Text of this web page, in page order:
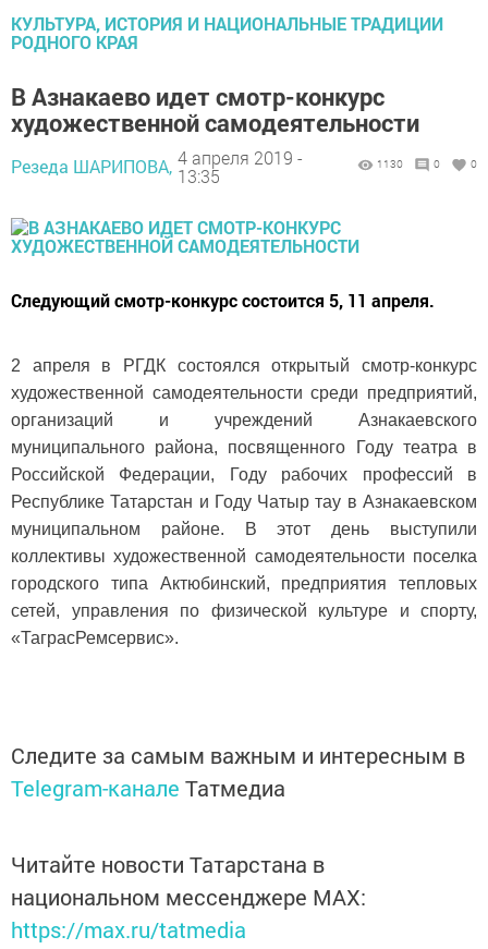
КУЛЬТУРА, ИСТОРИЯ И НАЦИОНАЛЬНЫЕ ТРАДИЦИИ
РОДНОГО КРАЯ
В Азнакаево идет смотр-конкурс
художественной самодеятельности
Резеда ШАРИПОВА, 4 апреля 2019 -
13:35
1130 0 0
Следующий смотр-конкурс состоится 5, 11 апреля.
2 апреля в РГДК состоялся открытый смотр-конкурс
художественной самодеятельности среди предприятий,
организаций и учреждений Азнакаевского
муниципального района, посвященного Году театра в
Российской Федерации, Году рабочих профессий в
Республике Татарстан и Году Чатыр тау в Азнакаевском
муниципальном районе. В этот день выступили
коллективы художественной самодеятельности поселка
городского типа Актюбинский, предприятия тепловых
сетей, управления по физической культуре и спорту,
«ТаграсРемсервис».
Следите за самым важным и интересным в
Telegram-канале Татмедиа
Читайте новости Татарстана в
национальном мессенджере MАХ:
https://max.ru/tatmedia